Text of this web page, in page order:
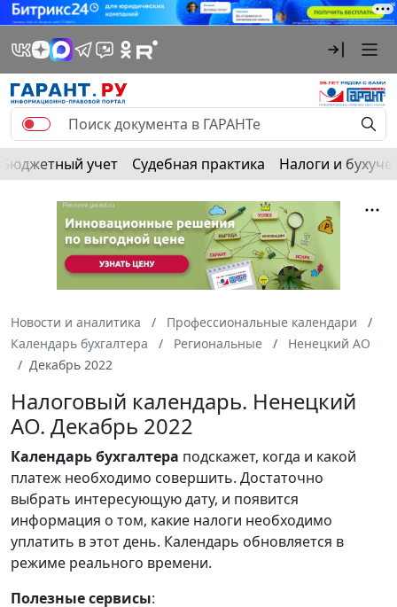
Бюджетный учет Судебная практика Налоги и
Новости и аналитика
Профессиональные календари
Календарь бухгалтера
Региональные
Ненецкий АО
Декабрь 2022
Налоговый календарь. Ненецкий
АО. Декабрь 2022
Календарьбухгалтера подскажет, когда и какой
платеж необходимо совершить. Достаточно
выбрать интересующую дату, и появится
информация о том, какие налоги необходимо
уплатить в этот день. Календарь обновляется в
режиме реального времени.
Полезные сервисы: